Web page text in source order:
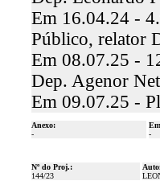
Em 16.04.24 -
Público, relator
Em 08.07.25 -
Dep. Agenor
Em 09.07.25 -
Anexo:
-
-
Nº do Proj.:
144/23